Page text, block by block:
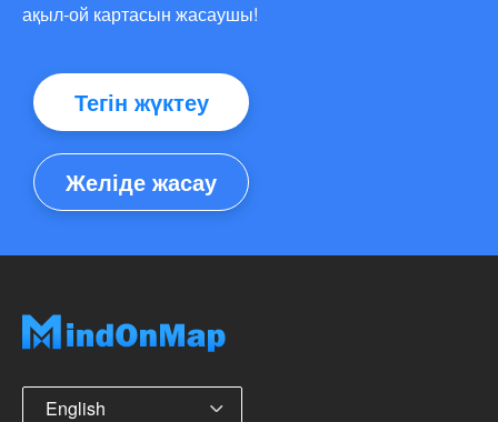
ақыл-ой картасын жасаушы!
Тегін жүктеу
Желіде жасау
English